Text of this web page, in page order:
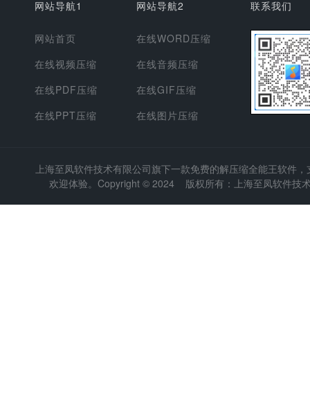
网站导航1
网站首页
在线视频压缩
在线PDF压缩
在线PPT压缩
网站导航2
在线WORD压缩
在线音频压缩
在线GIF压缩
在线图片压缩
联系我们
上海至凤软件技术有限公司旗下一款免费的解压缩全能王软件
欢迎体验。Copyright © 2024 版权所有：上海至凤软件技